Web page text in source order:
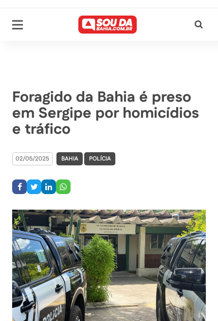
Foragido da Bahia é preso
em Sergipe por homicídios
e tráfico
02/05/2025 BAHIA POLÍCIA